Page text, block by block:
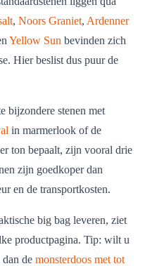
, Noors Graniet, Ardenner
Yellow Sun bevinden zich
Hier beslist dus puur de
bijzondere stenen met
in marmerlook of de
ton bepaalt, zijn vooral drie
zijn goedkoper dan
en de transportkosten.
big bag leveren, ziet
productpagina. Tip: wilt u
de monsterdoos met tot